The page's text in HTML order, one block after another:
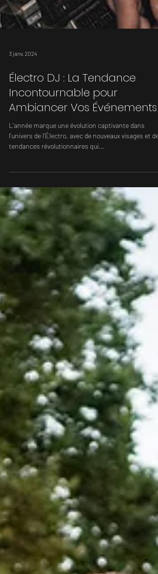
3 janv. 2024
Électro DJ : La Tendance
Incontournable pour
Ambiancer Vos Événements
L'année marque une évolution captivante dans